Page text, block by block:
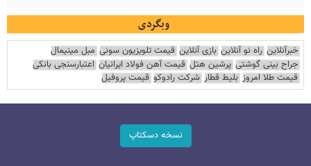
وبگردی
خبرآنلاین راه نو آنلاین بازی آنلاین قیمت تلویزیون سونی مبل مینیمال
جراح بینی گوشتی پرشین هتل قیمت آهن فولاد ایرانیان اعتبارسنجی بانکی
قیمت طلا امروز بلیط قطار شرکت رادوکو قیمت پروفیل
نسخه دسکتاپ